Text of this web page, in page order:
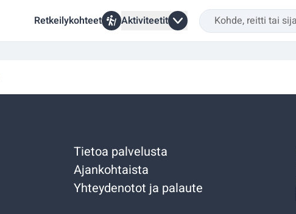
Retkeilykohteet Aktiviteetit
Tietoa palvelusta
Ajankohtaista
Yhteydenotot ja palaute